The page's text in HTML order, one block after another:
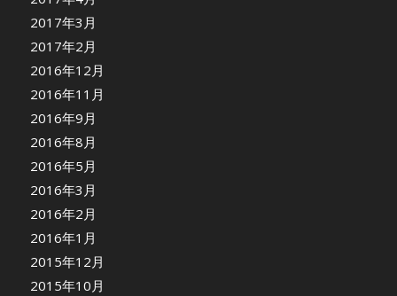
2017年3月
2017年2月
2016年12月
2016年11月
2016年9月
2016年8月
2016年5月
2016年3月
2016年2月
2016年1月
2015年12月
2015年10月